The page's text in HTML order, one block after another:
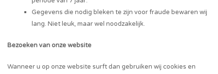
Gegevens die nodig bleken te zijn voor fraude bewaren wij
lang. Niet leuk, maar wel noodzakelijk.
Bezoeken van onze website
Wanneer u op onze website surft dan gebruiken wij cookies en